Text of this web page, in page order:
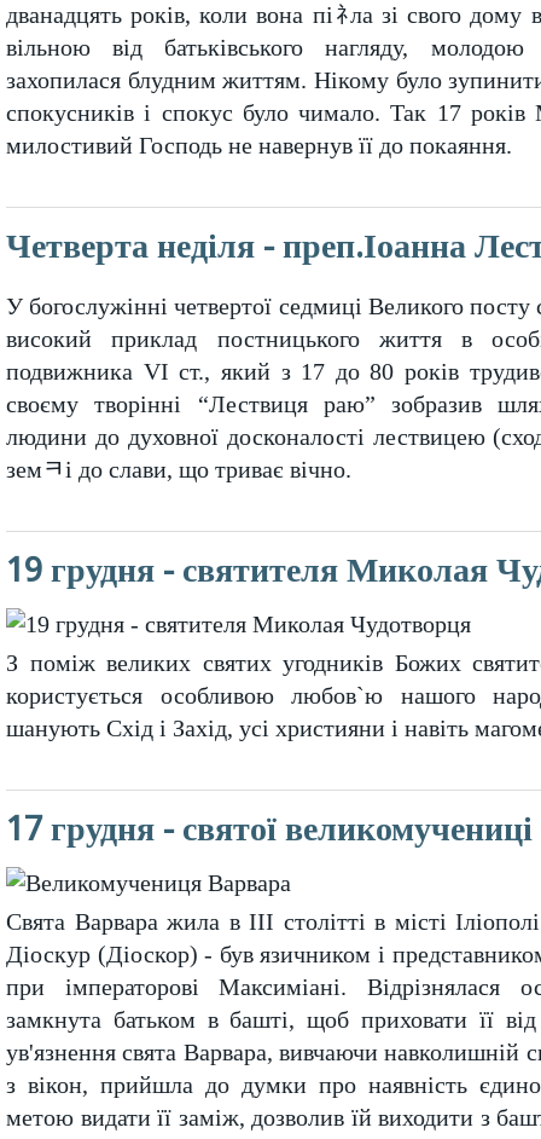
дванадцять років, коли вона піﾈла зі свого дому
вільною від батьківського нагляду,
захопилася блудним життям. Нікому було
спокусників і спокус було чимало. Так 17
милостивий Господь не навернув її до покаяння.
Четверта неділя - преп.Іоанна
У богослужінні четвертої седмиці Великого
високий приклад постницького життя в
подвижника VI ст., який з 17 до 80 років
своєму творінні “Лествиця раю” зобразив
людини до духовної досконалості лествицею
земﾻі до слави, що триває вічно.
19 грудня - святителя Миколая
З поміж великих святих угодників Божих
користу­ється особливою любов`ю нашого
шанують Схід і Захід, усі християни і навіть
17 грудня - святої
Свята Варвара жила в III столітті в місті
Діоскур (Діоскор) - був язичником і
при імператорові Максиміані. Відрі­знялася
замкнута батьком в башті, щоб приховати її
ув'язнення свята Варвара, вивчаючи навколишній
з вікон, прийшла до думки про наявність
метою видати її заміж, дозволив їй виходити з